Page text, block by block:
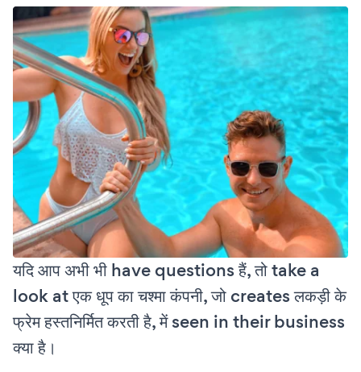
यदि आप अभी भी have questions हैं, तो take a
look at एक धूप का चश्मा कंपनी, जो creates लकड़ी के
फ्रेम हस्तनिर्मित करती है, में seen in their business
क्या है।